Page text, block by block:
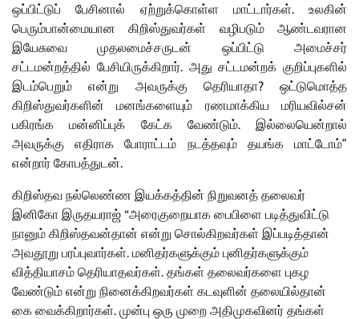
ஒப்பிட்டுப் பேசினால் ஏற்றுக்கொள்ள மாட்டார்கள். உலகின்
பெரும்பான்மையான கிறிஸ்துவர்கள் வழிபடும் ஆண்டவரான
இயேசுவை முதலமைச்சருடன் ஒப்பிட்டு அமைச்சர்
சட்டமன்றத்தில் பேசியிருக்கிறார். அது சட்டமன்றக் குறிப்புகளில்
இடம்பெறும் என்று அவருக்கு தெரியாதா? ஒட்டுமொத்த
கிறிஸ்துவர்களின் மனங்களையும் ரணமாக்கிய மரியவில்சன்
பகிரங்க மன்னிப்புக் கேட்க வேண்டும். இல்லையென்றால்
அவருக்கு எதிராக போராட்டம் நடத்தவும் தயங்க மாட்டோம்”
என்றார் கோபத்துடன்.
கிறிஸ்தவ நல்லெண்ண இயக்கத்தின் நிறுவனத் தலைவர்
இனிகோ இருதயராஜ் “அரைகுறையாக பைபிளை படித்துவிட்டு
நானும் கிறிஸ்தவன்தான் என்று சொல்கிறவர்கள் இப்படித்தான்
அவதூறு பரப்புவார்கள். மனிதர்களுக்கும் புனிதர்களுக்கும்
வித்தியாசம் தெரியாதவர்கள். தங்கள் தலைவர்களை புகழ
வேண்டும் என்று நினைக்கிறவர்கள் கடவுளின் தலையில்தான்
கை வைக்கிறார்கள். முன்பு ஒரு முறை அதிமுகவினர் தங்கள்